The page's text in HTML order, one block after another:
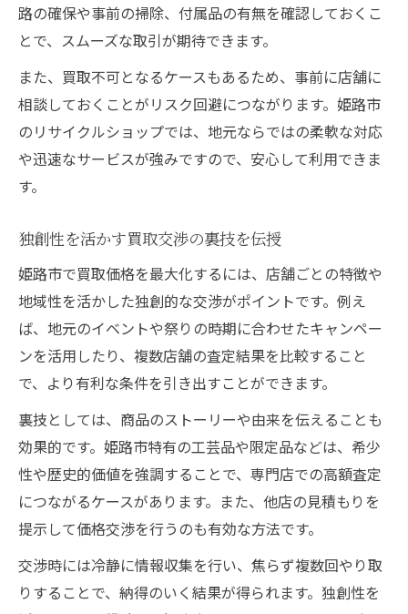
路の確保や事前の掃除、付属品の有無を確認しておくこ
とで、スムーズな取引が期待できます。
また、買取不可となるケースもあるため、事前に店舗に
相談しておくことがリスク回避につながります。姫路市
のリサイクルショップでは、地元ならではの柔軟な対応
や迅速なサービスが強みですので、安心して利用できま
す。
独創性を活かす買取交渉の裏技を伝授
姫路市で買取価格を最大化するには、店舗ごとの特徴や
地域性を活かした独創的な交渉がポイントです。例え
ば、地元のイベントや祭りの時期に合わせたキャンペー
ンを活用したり、複数店舗の査定結果を比較すること
で、より有利な条件を引き出すことができます。
裏技としては、商品のストーリーや由来を伝えることも
効果的です。姫路市特有の工芸品や限定品などは、希少
性や歴史的価値を強調することで、専門店での高額査定
につながるケースがあります。また、他店の見積もりを
提示して価格交渉を行うのも有効な方法です。
交渉時には冷静に情報収集を行い、焦らず複数回やり取
りすることで、納得のいく結果が得られます。独創性を